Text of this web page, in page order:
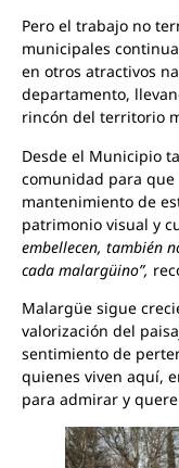
Pero el trabajo no
municipales
en otros atractivos
departamento,
rincón del territorio
Desde el Municipio
comunidad para
mantenimiento de
patrimonio visual y
embellecen, también
cada malargüino”,
Malargüe sigue
valorización del
sentimiento de
quienes viven aquí,
para admirar y